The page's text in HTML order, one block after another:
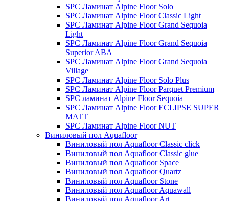
SPC Ламинат Alpine Floor Solo
SPC Ламинат Alpine Floor Classic Light
SPC Ламинат Alpine Floor Grand Sequoia
Light
SPC Ламинат Alpine Floor Grand Sequoia
Superior ABA
SPC Ламинат Alpine Floor Grand Sequoia
Village
SPC Ламинат Alpine Floor Solo Plus
SPC Ламинат Alpine Floor Parquet Premium
SPC ламинат Alpine Floor Sequoia
SPC Ламинат Alpine Floor ECLIPSE SUPER
MATT
SPC Ламинат Alpine Floor NUT
Виниловый пол Aquafloor
Виниловый пол Aquafloor Classic click
Виниловый пол Aquafloor Classic glue
Виниловый пол Aquafloor Space
Виниловый пол Aquafloor Quartz
Виниловый пол Aquafloor Stone
Виниловый пол Aquafloor Aquawall
Виниловый пол Aquafloor Art